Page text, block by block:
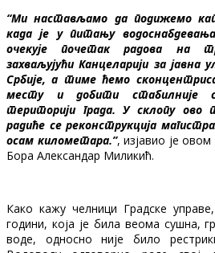
“Ми настављамо да подижемо
када је у питању
очекује почетак радова на
захваљујући Канцеларији за јавна
Србије, а тиме ћемо
месту и добити стабилније
територији града. У склопу ово
радиће се реконструкција
осам километара.”, изјавио је
Бора Александар Миликић.
Како кажу челници Градске
години, која је била веома сушна,
воде, односно није било